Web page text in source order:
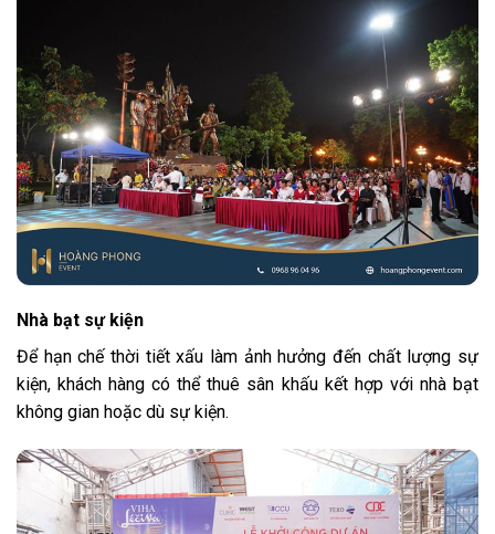
Nhà bạt sự kiện
Để hạn chế thời tiết xấu làm ảnh hưởng đến chất lượng sự
kiện, khách hàng có thể thuê sân khấu kết hợp với nhà bạt
không gian hoặc dù sự kiện.